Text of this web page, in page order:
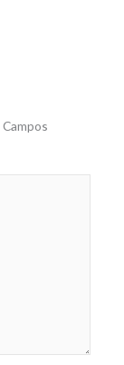
Campos